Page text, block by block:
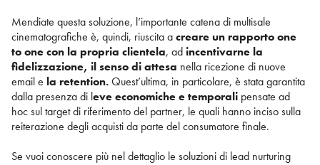
Mendiate questa soluzione, l’importante catena di multisale
cinematografiche è, quindi, riuscita acreare un rapporto one
to one con la propria clientela, ad incentivarne la
fidelizzazione, il senso di attesa nella ricezione di nuove
email e la retention.Quest’ultima, in particolare, è stata garantita
dalla presenza di leve economiche e temporali pensate ad
hoc sul target di riferimento del partner, le quali hanno inciso sulla
reiterazione degli acquisti da parte del consumatore finale.
Se vuoi conoscere più nel dettaglio le soluzioni di lead nurturing